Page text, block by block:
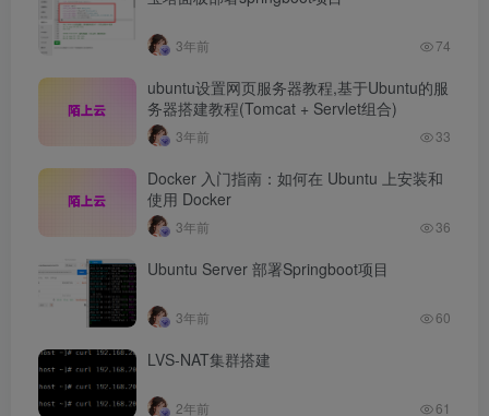
3年前 74
ubuntu设置网页服务器教程,基于Ubuntu的服
务器搭建教程(Tomcat + Servlet组合)
3年前 33
Docker 入门指南：如何在 Ubuntu 上安装和
使用 Docker
3年前 36
Ubuntu Server 部署Springboot项目
3年前 60
LVS-NAT集群搭建
2年前 61